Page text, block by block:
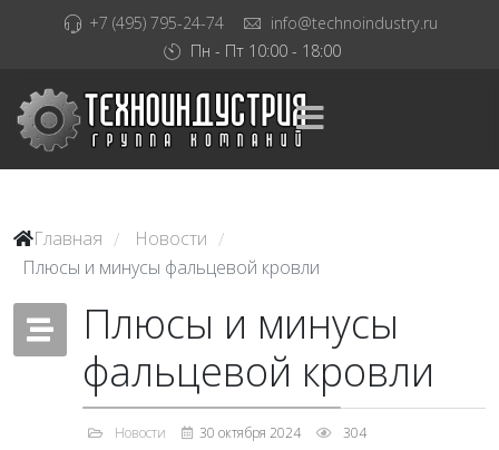
+7 (495) 795-24-74
info@technoindustry.ru
Пн - Пт 10:00 - 18:00
Главная / Новости /
Плюсы и минусы фальцевой кровли
Плюсы и минусы
фальцевой кровли
Новости 30 октября 2024 304